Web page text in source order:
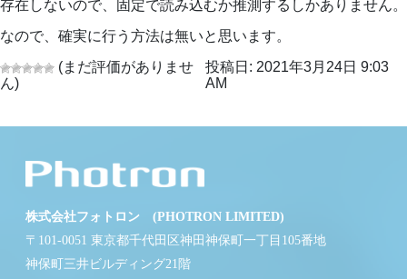
存在しないので、固定で読み込むか推測するしかありません。
なので、確実に行う方法は無いと思います。
(まだ評価がありませ
ん)
投稿日: 2021年3月24日 9:03
AM
株式会社フォトロン (PHOTRON LIMITED)
〒101-0051 東京都千代田区神田神保町一丁目105番地
神保町三井ビルディング21階